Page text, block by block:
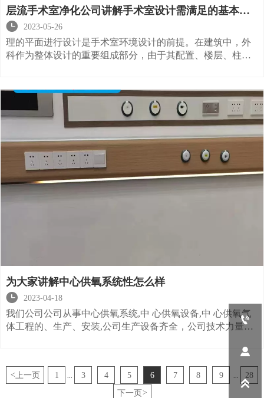
层流手术室净化公司讲解手术室设计需满足的基本条
件
 2023-05-26
理的平面进行设计是手术室环境设计的前提。在建筑中，外
科作为整体设计的重要组成部分，由于其配置、楼层、柱间
够大的可发展进行空间。在医学上，我们采用合理的流程设
计和布局设计，以防止内部交叉感染。
为大家讲解中心供氧系统性怎么样

2023-04-18
我们公司公司从事中心供氧系统,中 心供氧设备,中 心供氧气
体工程的、生产、安装,公司生产设备齐全，公司技术力量雄
< 上一页 1 3 4 5 6 7 8 9
28
下一页>


